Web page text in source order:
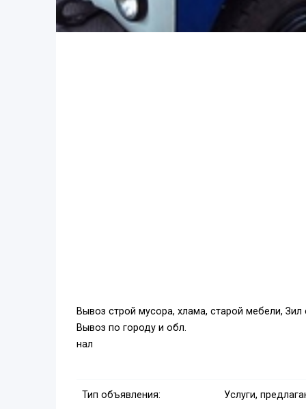
Вывоз строй мусора, хлама, старой мебели, Зил
Вывоз по городу и обл.
нал
Тип объявления:
Услуги,